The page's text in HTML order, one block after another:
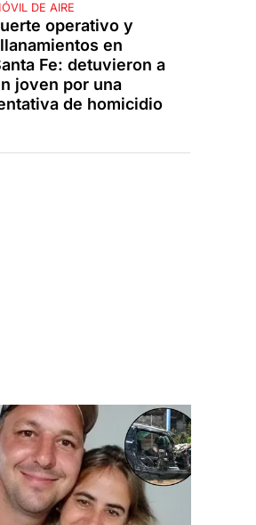
DE AIRE
operativo y
en
Fe: detuvieron a
joven por una
de homicidio